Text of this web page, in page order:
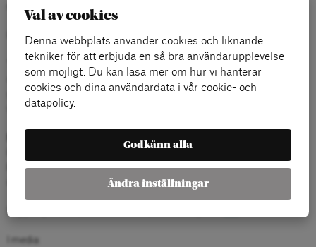
medietexter.
Rapportförfattare:
Tobias Hübinette
är lärare och forskare vid Karlstads universitet
där han undervisar i inter­kulturella studier, litteratur- och
genusvetenskap och studerar frågor om ras, rasism, svenskhet,
vithet och minoriteter.
är lärare och forskare vid Karl­ stads universitet.
bedriver diskurs­analytisk forskning om språk och politik, språk och
ideologi samt språkbruk i sociala medier.
Rapportpresentation från 5/11/24 finns inspelad
I media:
Val av cookies
Denna webbplats använder cookies och liknande
tekniker för att erbjuda en så bra användarupplevelse
som möjligt. Du kan läsa mer om hur vi hanterar
cookies och dina användardata i vår cookie- och
datapolicy.
Godkänn alla
Ändra inställningar